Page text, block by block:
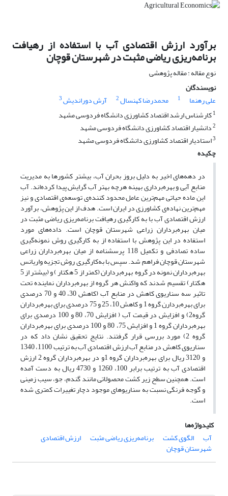
برآورد ارزش اقتصادی آب با استفاده از رهیافت
برنامه‌ریزی ریاضی مثبت در شهرستان قوچان
نوع مقاله : مقاله پژوهشی
نویسندگان
علی رهنما
1 محمدرضا کهنسال2 آرش دوراندیش3
1کارشناس ارشد اقتصاد کشاورزی دانشگاه فردوسی مشهد
2دانشیار اقتصاد کشاورزی دانشگاه فردوسی مشهد
3استادیار اقتصاد کشاورزی دانشگاه فردوسی مشهد
چکیده
در دهه‌های اخیر به دلیل بروز بحران آب، بیشتر کشورها به مدیریت
منابع آبی و بهره‌برداری بهینه هرچه بهتر آب گرایش پیدا کرده‌اند. آب
این ماده حیاتی مهم‌ترین عامل محدود کننده‌ی توسعه‌ی اقتصادی و نیز
مهم‌ترین نهاده‌ی کشاورزی در ایران است. هدف از این پژوهش، برآورد
ارزش اقتصادی آب با به کارگیری رهیافت برنامه‌ریزی ریاضی مثبت در
میان بهره‌برداران زراعی شهرستان قوچان است. داده‌های مورد
استفاده در این پژوهش با استفاده از به کارگیری روش نمونه‌گیری
ساده تصادفی و تکمیل 118 پرسشنامه از میان بهره‌برداران زراعی
شهرستان قوچان فراهم شد. سپس با به‌کارگیری روش تجزیه واریانس
بهره‌برداران نمونه در گروه بهره‌برداران (کمتر از 5 هکتار ) و (بیشتر از 5
هکتار) تقسیم شدند که واکنش هر گروه از بهره‌برداران نماینده تحت
تاثیر سه سناریوی کاهش در منابع آب (کاهش 30، 40 و 70 درصدی
برای بهره‌بردارن گروه 1 و کاهش 10، 25 و 75 درصدی برای بهره‌برداران
گروه2) و افزایش در قیمت آب ( افزایش 70، 80 و 100 درصدی برای
بهره‌برداران گروه 1 و افزایش 75، 80 و 100 درصدی برای بهره‌برداران
گروه 2) مورد بررسی قرار گرفتند. نتایج تحقیق نشان داد که در
سناریوی کاهش در منابع آب ارزش اقتصادی آب به ترتیب 1100، 1340
و 3120 ریال برای بهره‌برداران گروه 1و در بهره‌برداران گروه 2 ارزش
اقتصادی آب به ترتیب برابر 100، 1260 و 4730 ریال به دست آمده
است. همچنین سطح زیر کشت محصولاتی مانند گندم، جو، سیب زمینی
و گوجه فرنگی نسبت به سناریوهای موجود دچار تغییرات کمتری شده
است.
کلیدواژه‌ها
آب
الگوی کشت برنامه‌ریزی ریاضی مثبت ارزش اقتصادی
شهرستان قوچان